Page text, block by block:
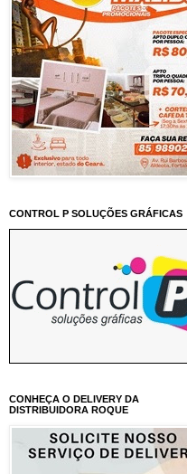
CONTROL P SOLUÇÕES GRÁFICAS
CONHEÇA O DELIVERY DA
DISTRIBUIDORA ROQUE